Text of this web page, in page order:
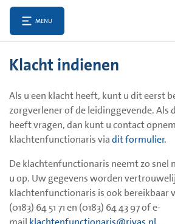
MENU
Klacht indienen
Als u een klacht heeft, kunt u dit eerst
zorgverlener of de leidinggevende. Als
heeft vragen, dan kunt u contact
klachtenfunctionaris viadit formulier.
De klachtenfunctionaris neemt zo snel
u op. Uw gegevens worden
klachtenfunctionaris is ook bereikbaar
(0183) 64 51 71 en (0183) 64 43 97 of e-